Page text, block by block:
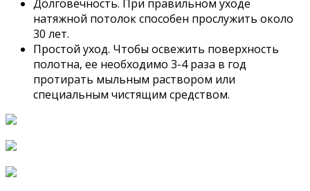
Долговечность. При правильном уходе
натяжной потолок способен прослужить около
30 лет.
Простой уход. Чтобы освежить поверхность
полотна, ее необходимо 3-4 раза в год
протирать мыльным раствором или
специальным чистящим средством.